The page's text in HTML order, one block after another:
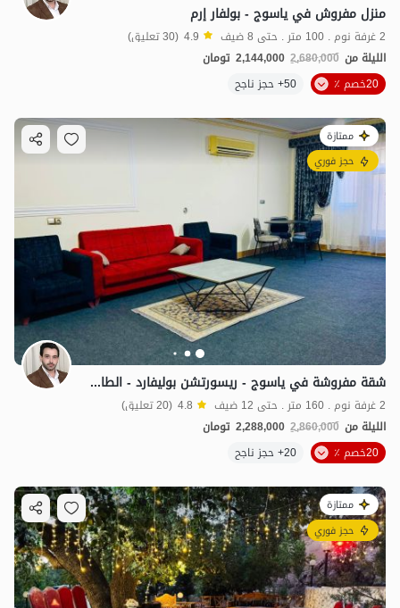
منزل مفروش في ياسوج - بولفار إرم
2 غرفة نوم . 100 متر . حتى 8 ضيف 4.9 (30 تعليق)
الليلة من 2,680,000
2,144,000 تومان
20خصم ٪
50+ حجز ناجح
ممتازة
حجز فوري
شقة مفروشة في ياسوج - ريسورتشن بوليفارد - الطابق الأرضي
2 غرفة نوم . 160 متر . حتى 12 ضيف 4.8 (20 تعليق)
الليلة من 2,860,000
2,288,000 تومان
20خصم ٪
20+ حجز ناجح
ممتازة
حجز فوري